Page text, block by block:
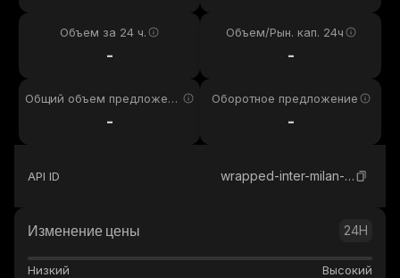
Объем за 24 ч.
-
Объем/Рын. кап. 24ч
-
Общий объем предложени
-
Оборотное предложение
-
API ID wrapped-inter-milan-kayen
Изменение цены 24H
Низкий Высокий